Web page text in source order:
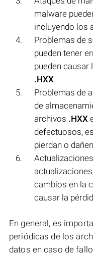
malware
incluyendo los
Problemas de
pueden tener
pueden causar
.HXX.
Problemas de
de
archivos .HXX
defectuosos,
pierdan o
cambios en la
causar la
En general, es
periódicas de los
datos en caso de